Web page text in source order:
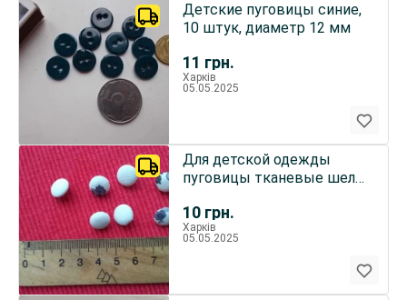
11 грн.
Детские пуговицы синие,
10 штук, диаметр 12 мм
Харків
05.05.2025
10 грн.
Для детской одежды
пуговицы тканевые шелк
Харків
05.05.2025